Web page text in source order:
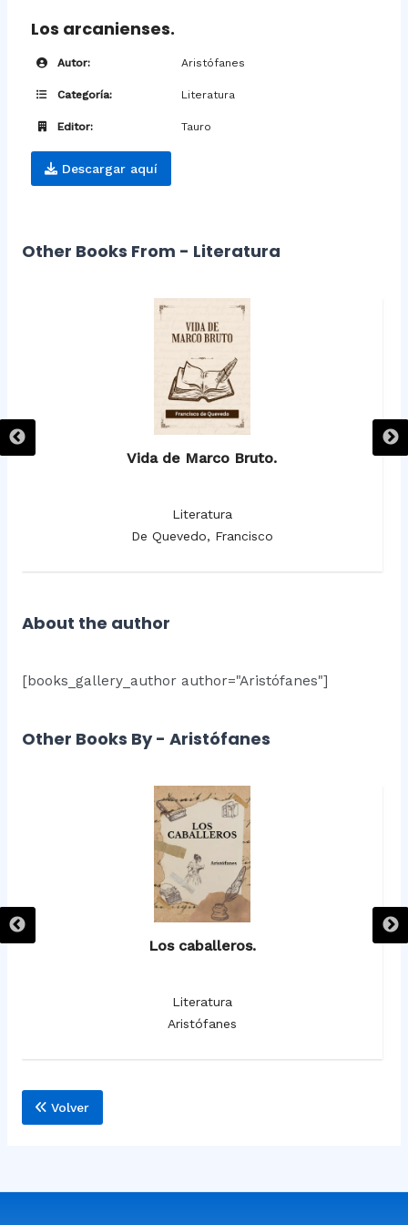
Los arcanienses.
Autor: Aristófanes
Categoría: Literatura
Editor: Tauro
Descargar aquí
Other Books From - Literatura
Vida de Marco Bruto.
Literatura
De Quevedo, Francisco
About the author
[books_gallery_author author="Aristófanes"]
Other Books By - Aristófanes
Los caballeros.
Literatura
Aristófanes
Volver